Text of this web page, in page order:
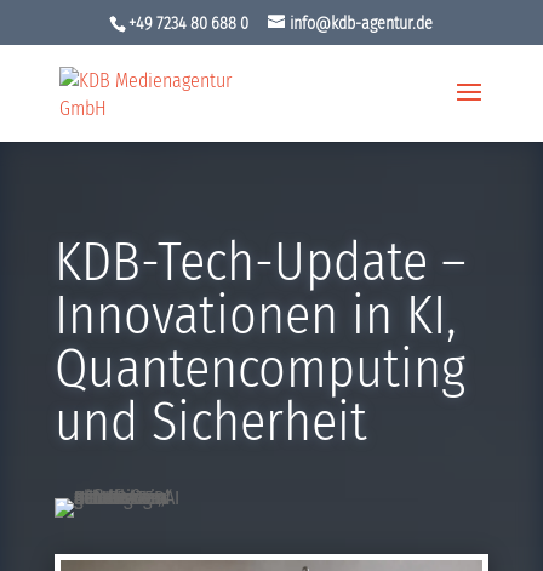
+49 7234 80 688 0 info@kdb-agentur.de
KDB-Tech-Update –
Innovationen in KI,
Quantencomputing
und Sicherheit